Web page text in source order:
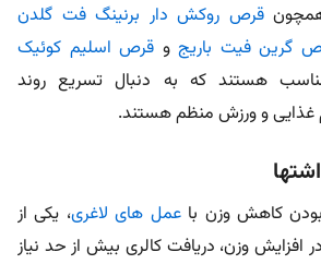
قرص روکش دار برنینگ فت گلدن
گرین فیت باریج و قرص اسلیم کوئیک
هستند که به دنبال تسریع روند
غذایی و ورزش منظم هستند.
کاهش وزن باعمل های لاغری، یکی از
افزایش وزن، دریافت کالری بیش از حد نیاز